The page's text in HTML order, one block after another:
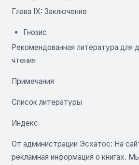
Глава IX: Заключение
Гнозис
Рекомендованная литература для
чтения
Примечания
Список литературы
Индекс
От администрации Эсхатос: На
рекламная информация о книгах.